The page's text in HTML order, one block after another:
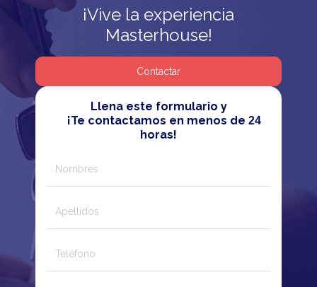
¡Vive la experiencia
Masterhouse!
Contactar
Llena este formulario y
     ¡Te contactamos en menos de
24
horas!